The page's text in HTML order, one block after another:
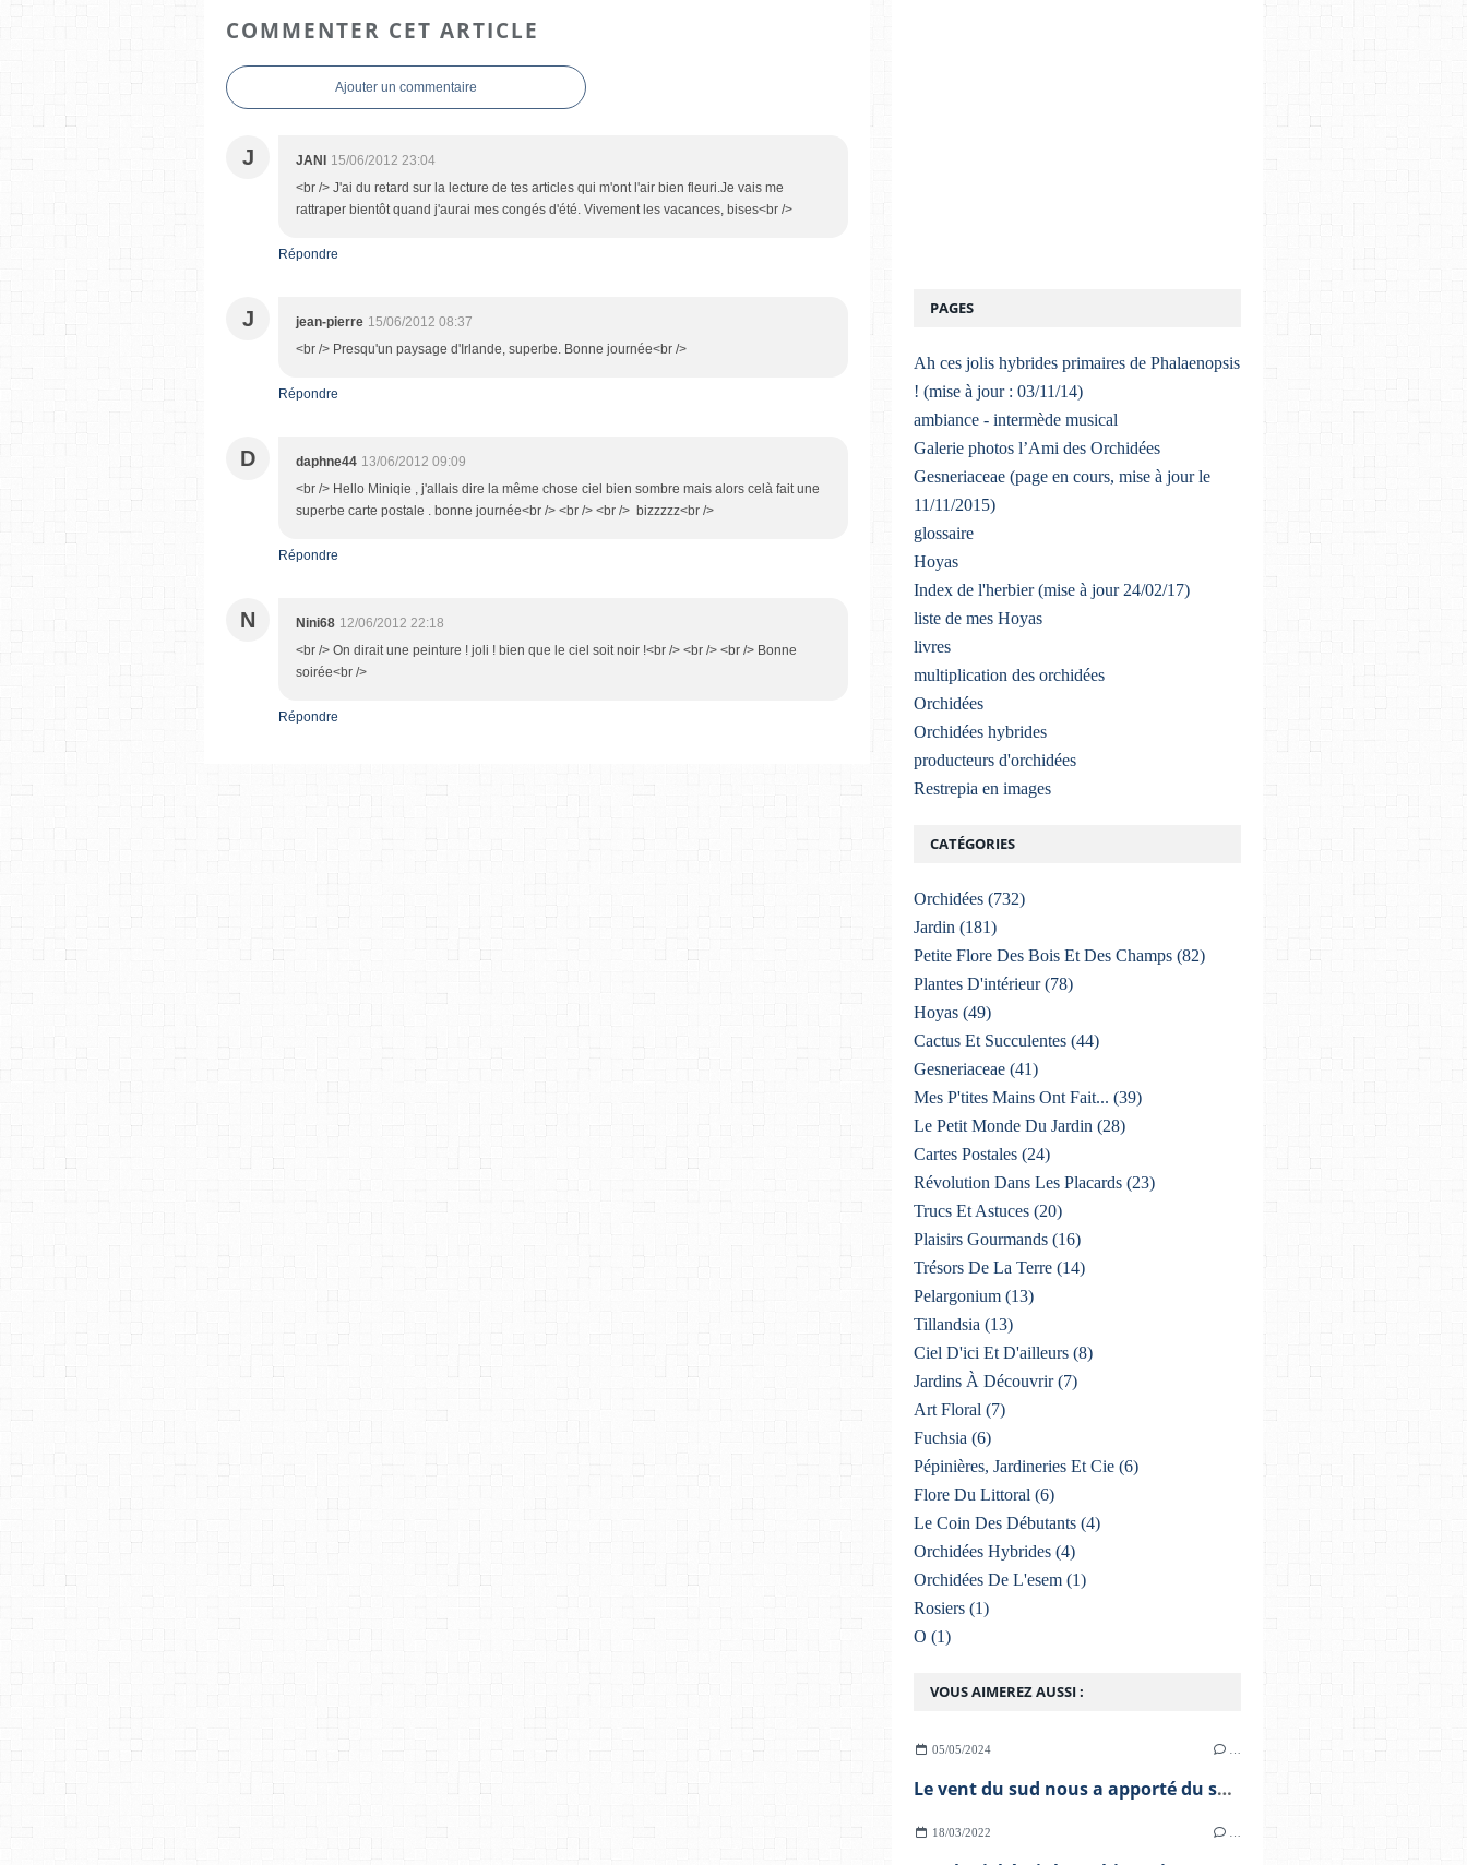
COMMENTER CET ARTICLE
Ajouter un commentaire
J JANI 15/06/2012 23:04
<br /> J'ai du retard sur la lecture de tes articles qui m'ont l'air bien fleuri.Je vais me
rattraper bientôt quand j'aurai mes congés d'été. Vivement les vacances, bises<br />
Répondre
J jean-pierre 15/06/2012 08:37
<br /> Presqu'un paysage d'Irlande, superbe. Bonne journée<br />
Répondre
D daphne44 13/06/2012 09:09
<br /> Hello Miniqie , j'allais dire la même chose ciel bien sombre mais alors celà fait une
superbe carte postale . bonne journée<br /> <br /> <br /> bizzzzz<br />
Répondre
N Nini68 12/06/2012 22:18
<br /> On dirait une peinture ! joli ! bien que le ciel soit noir !<br /> <br /> <br /> Bonne
soirée<br />
Répondre
VOUS AIMEREZ AUSSI :
05/05/2024
Le vent du sud nous a apporté du sable
18/03/2022
PAGES
Ah ces jolis hybrides primaires de Phalaenopsis
! (mise à jour : 03/11/14)
ambiance - intermède musical
Galerie photos l’Ami des Orchidées
Gesneriaceae (page en cours, mise à jour le
11/11/2015)
glossaire
Hoyas
Index de l'herbier (mise à jour 24/02/17)
liste de mes Hoyas
livres
multiplication des orchidées
Orchidées
Orchidées hybrides
producteurs d'orchidées
Restrepia en images
CATÉGORIES
Orchidées (732)
Jardin (181)
Petite Flore Des Bois Et Des Champs (82)
Plantes D'intérieur(78)
Hoyas (49)
Cactus Et Succulentes (44)
Gesneriaceae (41)
Mes P'tites Mains Ont Fait... (39)
Le Petit Monde Du Jardin (28)
Cartes Postales (24)
Révolution Dans Les Placards (23)
Trucs Et Astuces (20)
Plaisirs Gourmands (16)
Trésors De La Terre (14)
Pelargonium (13)
Tillandsia (13)
Ciel D'ici Et D'ailleurs (8)
Jardins À Découvrir(7)
Art Floral (7)
Fuchsia (6)
Pépinières, Jardineries Et Cie (6)
Flore Du Littoral (6)
Le Coin Des Débutants (4)
Orchidées Hybrides (4)
Orchidées De L'esem (1)
Rosiers (1)
O (1)